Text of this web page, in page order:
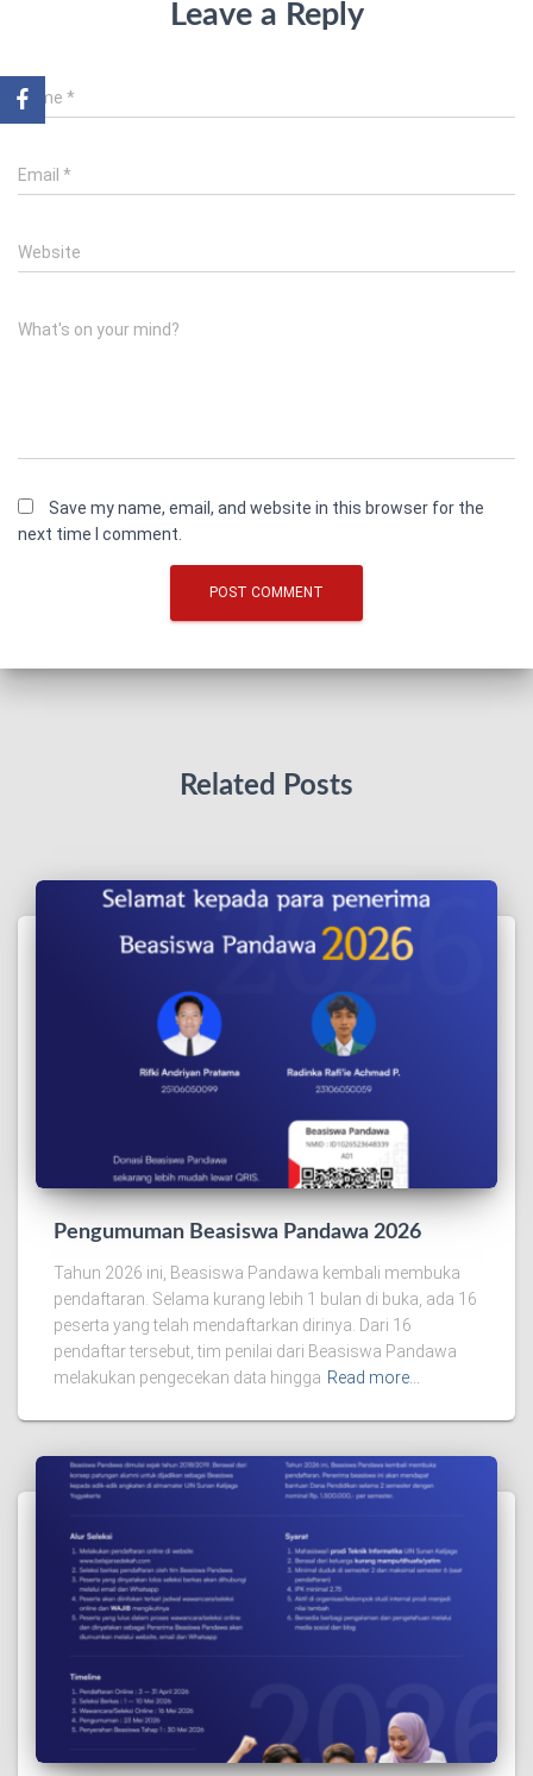
Leave a Reply
Name *
Email *
Website
What's on your mind?
Save my name, email, and website in this browser for the
next time I comment.
Related Posts
Pengumuman Beasiswa Pandawa 2026
Tahun 2026 ini, Beasiswa Pandawa kembali membuka
pendaftaran. Selama kurang lebih 1 bulan di buka, ada 16
peserta yang telah mendaftarkan dirinya. Dari 16
pendaftar tersebut, tim penilai dari Beasiswa Pandawa
melakukan pengecekan data hingga Read more…